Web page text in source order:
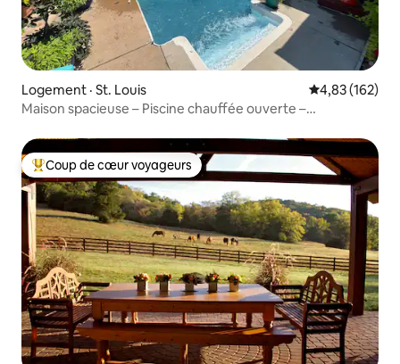
Logement · St. Louis Note
4,83 (162)
Maison spacieuse – Piscine chauffée ouverte –
Coup de cœur voyageurs parmi les plus aimés
Coup de cœur voyageurs